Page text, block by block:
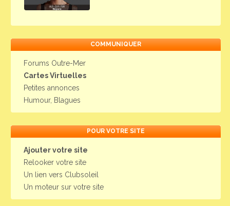
COMMUNIQUER
Forums Outre-Mer
Cartes Virtuelles
Petites annonces
Humour, Blagues
POUR VOTRE SITE
Ajouter votre site
Relooker votre site
Un lien vers Clubsoleil
Un moteur sur votre site